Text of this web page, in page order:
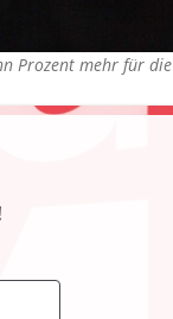
Prozent mehr für die